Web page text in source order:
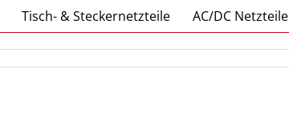
Tisch- & Steckernetzteile AC/DC Netzteile